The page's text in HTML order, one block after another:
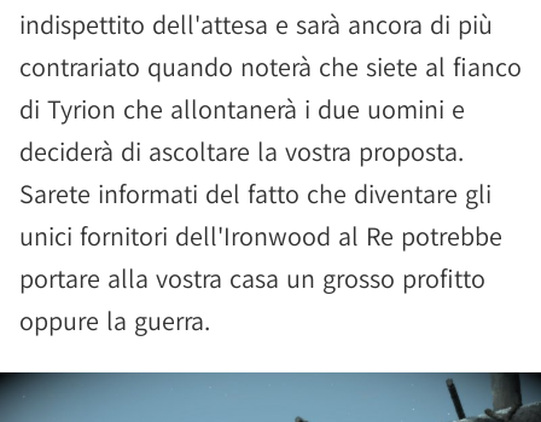
indispettito dell'attesa e sarà ancora di più
contrariato quando noterà che siete al fianco
di Tyrion che allontanerà i due uomini e
deciderà di ascoltare la vostra proposta.
Sarete informati del fatto che diventare gli
unici fornitori dell'Ironwood al Re potrebbe
portare alla vostra casa un grosso profitto
oppure la guerra.